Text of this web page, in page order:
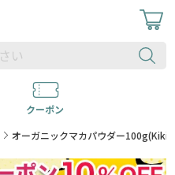
クーポン
オーガニックマカパウダー